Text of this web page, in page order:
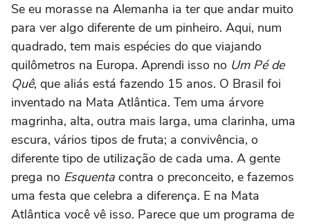
Se eu morasse na Alemanha ia ter que andar muito
para ver algo diferente de um pinheiro. Aqui, num
quadrado, tem mais espécies do que viajando
quilômetros na Europa. Aprendi isso no Um Pé de
Quê, que aliás está fazendo 15 anos. O Brasil foi
inventado na Mata Atlântica. Tem uma árvore
magrinha, alta, outra mais larga, uma clarinha, uma
escura, vários tipos de fruta; a convivência, o
diferente tipo de utilização de cada uma. A gente
prega no Esquenta contra o preconceito, e fazemos
uma festa que celebra a diferença. E na Mata
Atlântica você vê isso. Parece que um programa de